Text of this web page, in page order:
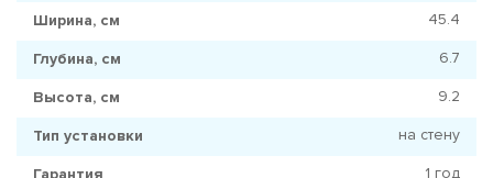
Ширина, см 45.4
Глубина, см 6.7
Высота, см 9.2
Тип установки на стену
Гарантия 1 год